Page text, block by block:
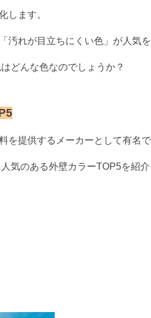
します。
汚れが目立ちにくい色」が人気を
どんな色なのでしょうか？
を提供するメーカーとして有名で
気のある外壁カラーTOP5を紹介